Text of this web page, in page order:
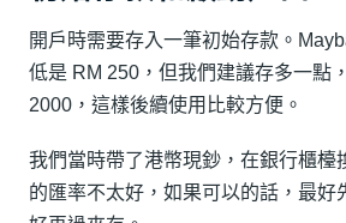
開戶時需要存入一筆初始存款。
低是 RM 250，但我們建議存多一點
2000，這樣後續使用比較方便。
我們當時帶了港幣現鈔，在銀行櫃檯
的匯率不太好，如果可以的話，最好